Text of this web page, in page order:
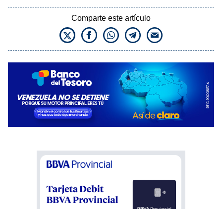
Comparte este artículo